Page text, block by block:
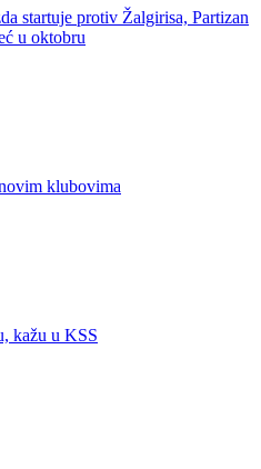
startuje protiv Žalgirisa, Partizan
u oktobru